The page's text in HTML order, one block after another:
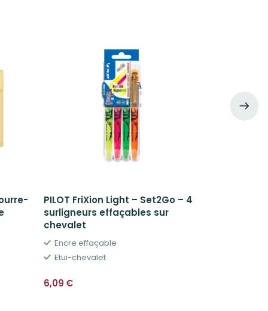
PILOT FriXion Light – Set2Go – 4
surligneurs effaçables sur
chevalet
Encre effaçable
Etui-chevalet
6,09 €